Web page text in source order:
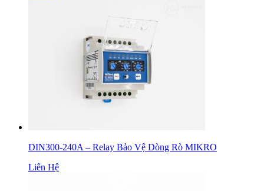
DIN300-240A – Relay Bảo Vệ Dòng Rò MIKRO
Liên Hệ